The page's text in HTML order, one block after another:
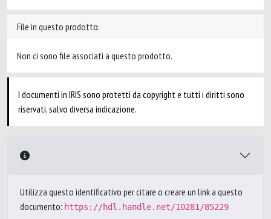
File in questo prodotto:
Non ci sono file associati a questo prodotto.
I documenti in IRIS sono protetti da copyright e tutti i diritti sono
riservati, salvo diversa indicazione.
Utilizza questo identificativo per citare o creare un link a questo
documento: https://hdl.handle.net/10281/85229